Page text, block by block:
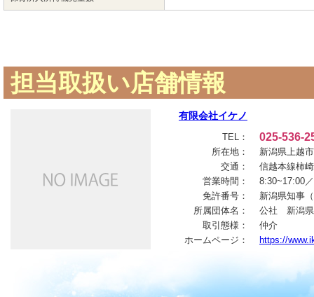
担当取扱い店舗情報
有限会社イケノ
TEL： 025-536-
所在地：
新潟県上越
交通：
信越本線柿
営業時間：
8:30~17:00
免許番号：
新潟県知事
所属団体名：
公社 新潟
取引態様：
仲介
ホームページ：
https://